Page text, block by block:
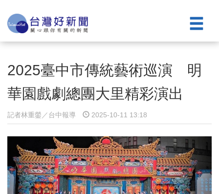
2025臺中市傳統藝術巡演 明
華園戲劇總團大里精彩演出
記者林重鎣／台中報導 2025-10-11 13:18